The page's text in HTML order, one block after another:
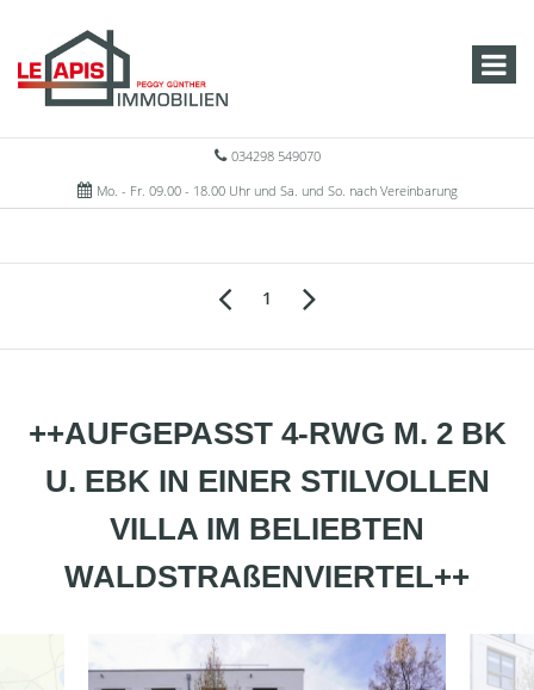
034298 549070
Mo. - Fr. 09.00 - 18.00 Uhr und Sa. und So. nach Vereinbarung
1
++AUFGEPASST 4-RWG M. 2 BK
U. EBK IN EINER STILVOLLEN
VILLA IM BELIEBTEN
WALDSTRAßENVIERTEL++